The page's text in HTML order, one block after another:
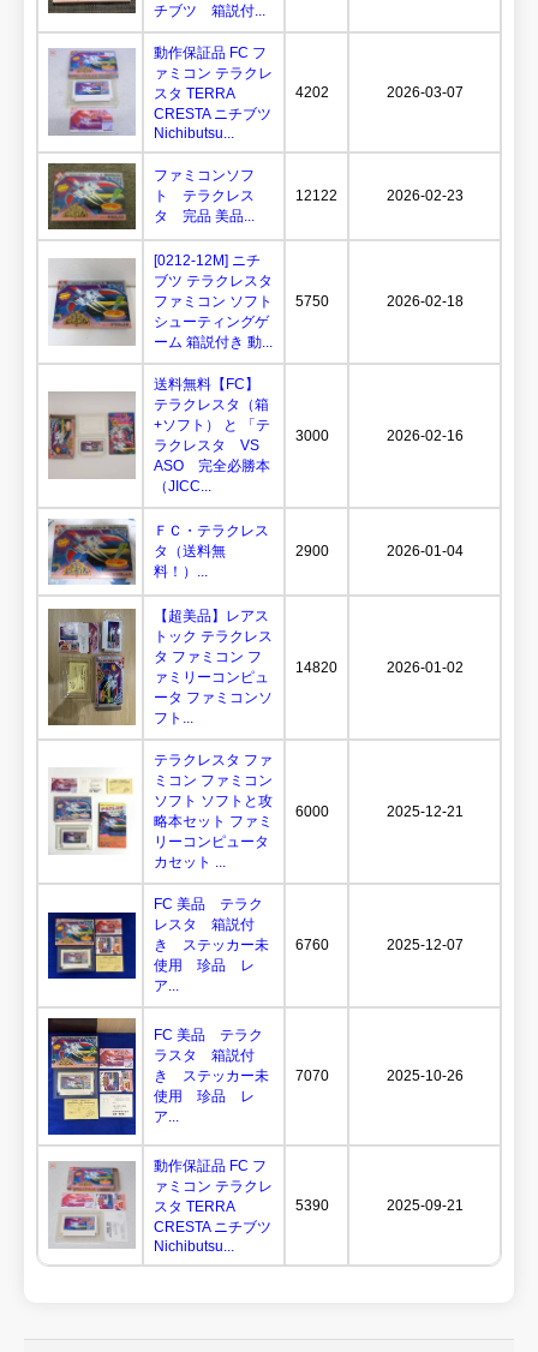
チブツ 箱説付...
動作保証品 FC フ
ァミコン テラクレ
スタ TERRA
CRESTA ニチブツ
Nichibutsu...
4202 2026-03-07
ファミコンソフ
ト テラクレス
タ 完品 美品...
12122 2026-02-23
[0212-12M] ニチ
ブツ テラクレスタ
ファミコン ソフト
シューティングゲ
ーム 箱説付き 動...
5750 2026-02-18
送料無料【FC】
テラクレスタ（箱
+ソフト） と 「テ
ラクレスタ VS
ASO 完全必勝本
（JICC...
3000 2026-02-16
ＦＣ・テラクレス
タ（送料無
料！）...
2900 2026-01-04
【超美品】レアス
トック テラクレス
タ ファミコン フ
ァミリーコンピュ
ータ ファミコンソ
フト...
14820 2026-01-02
テラクレスタ ファ
ミコン ファミコン
ソフト ソフトと攻
略本セット ファミ
リーコンピュータ
カセット ...
6000 2025-12-21
FC 美品 テラク
レスタ 箱説付
き ステッカー未
使用 珍品 レ
ア...
6760 2025-12-07
FC 美品 テラク
ラスタ 箱説付
き ステッカー未
使用 珍品 レ
ア...
7070 2025-10-26
動作保証品 FC フ
ァミコン テラクレ
スタ TERRA
CRESTA ニチブツ
Nichibutsu...
5390 2025-09-21